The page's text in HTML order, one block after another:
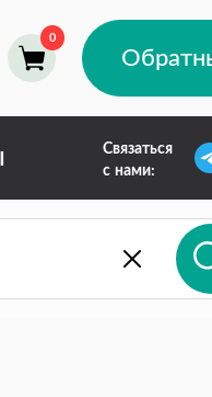
Связаться
с нами: